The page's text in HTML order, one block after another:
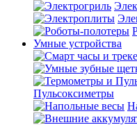
Умные устройства
Пульсоксиметры